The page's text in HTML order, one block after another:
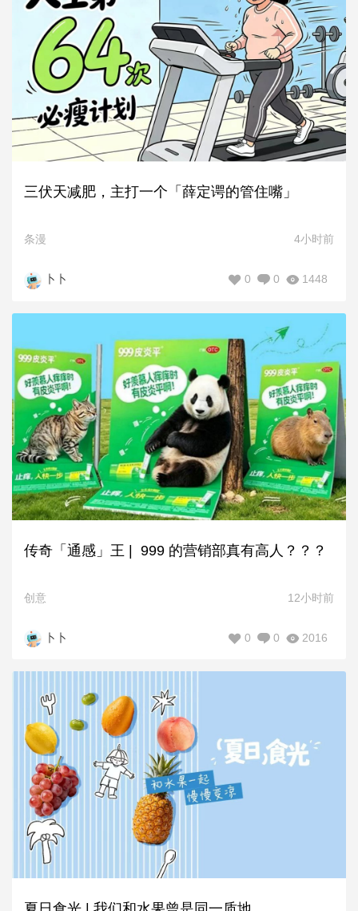
三伏天减肥，主打一个「薛定谔的管住嘴」
条漫 4小时前
卜卜 1448
0
0
传奇「通感」王 | 999 的营销部真有高人？？？
创意 12小时前
卜卜 2016
0
0